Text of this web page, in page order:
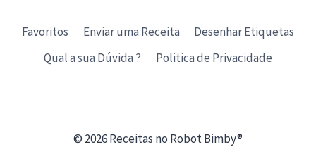
Favoritos Enviar uma Receita
Desenhar Etiquetas
Qual a sua Dúvida ?
Politica de Privacidade
© 2026 Receitas no Robot Bimby®